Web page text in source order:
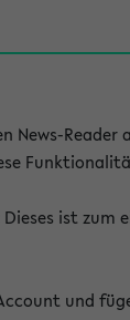
News-
ist
und